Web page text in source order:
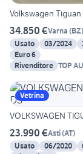
Volkswagen Tiguan
34.850 €Varna (BZ)
Usato
03/2024
Euro 6
Rivenditore TOP
Vetrina
VOLKSWAGEN
23.990 €Asti(AT)
Usato
06/2020